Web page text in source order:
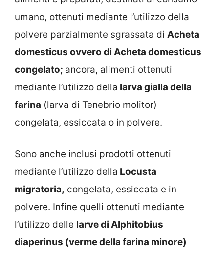
umano, ottenuti mediante l’utilizzo della
polvere parzialmente sgrassata di Acheta
domesticus ovvero di Acheta domesticus
congelato; ancora, alimenti ottenuti
mediante l’utilizzo della larva gialla della
farina (larva di Tenebrio molitor)
congelata, essiccata o in polvere.
Sono anche inclusi prodotti ottenuti
mediante l’utilizzo della Locusta
migratoria, congelata, essiccata e in
polvere. Infine quelli ottenuti mediante
l’utilizzo delle larve di Alphitobius
diaperinus (verme della farina minore)